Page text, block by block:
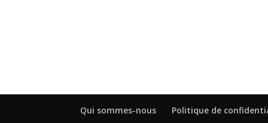
Qui sommes-nous Politique de